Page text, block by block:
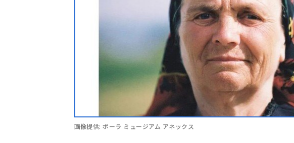
画像提供: ポーラ ミュージアム アネックス